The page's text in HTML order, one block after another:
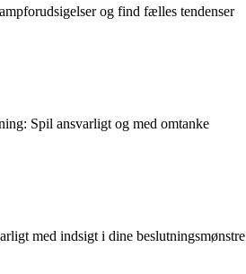
og find fælles tendenser
Spil ansvarligt og med omtanke
med indsigt i dine beslutningsmønstre